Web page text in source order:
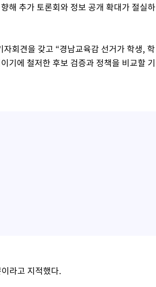
해 추가 토론회와 정보 공개 확대가 절실하
회견을 갖고 “경남교육감 선거가 학생, 학
기에 철저한 후보 검증과 정책을 비교할 기
라고 지적했다.